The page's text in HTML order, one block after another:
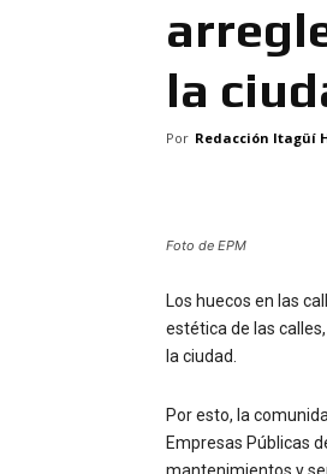
la
Por Redacción Itagüí
Foto de EPM
Los huecos en las
estética de las
la ciudad.
Por esto, la
Empresas Públicas